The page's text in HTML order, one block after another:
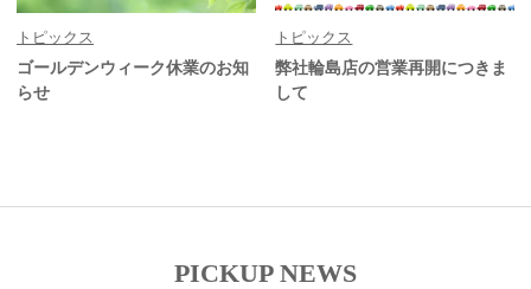
トピックス
ゴールデンウィーク休業のお知
らせ
トピックス
弊社輪島店の営業再開につきま
して
PICKUP NEWS